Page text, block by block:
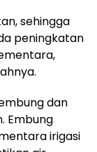
sehingga
peningkatan
dan
Embung
irigasi